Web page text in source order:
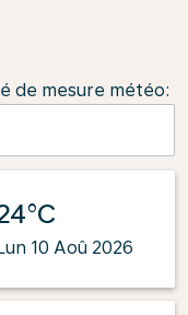
de mesure météo:
10 Aoû 2026